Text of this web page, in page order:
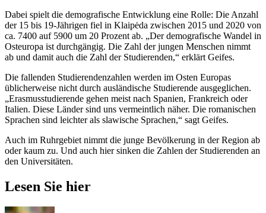
Dabei spielt die demografische Entwicklung eine Rolle: Die Anzahl
der 15 bis 19-Jährigen fiel in Klaipėda zwischen 2015 und 2020 von
ca. 7400 auf 5900 um 20 Prozent ab. „Der demografische Wandel in
Osteuropa ist durchgängig. Die Zahl der jungen Menschen nimmt
ab und damit auch die Zahl der Studierenden,“ erklärt Geifes.
Die fallenden Studierendenzahlen werden im Osten Europas
üblicherweise nicht durch ausländische Studierende ausgeglichen.
„Erasmusstudierende gehen meist nach Spanien, Frankreich oder
Italien. Diese Länder sind uns vermeintlich näher. Die romanischen
Sprachen sind leichter als slawische Sprachen,“ sagt Geifes.
Auch im Ruhrgebiet nimmt die junge Bevölkerung in der Region ab
oder kaum zu. Und auch hier sinken die Zahlen der Studierenden an
den Universitäten.
Lesen Sie hier